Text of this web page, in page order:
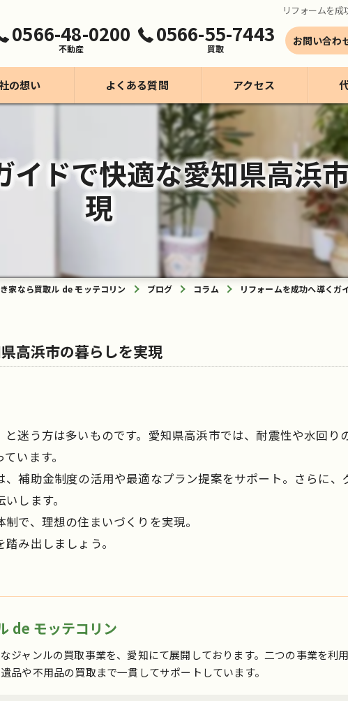
リフォームを
0566-48-0200
不動産
0566-55-7443
買取
お問い合わ
の想い
業
よくある質問 アクセス
ドで快適な愛知県高浜
現
家なら買取ル de モッテコリン ブログ コラム リフォームを成功へ導くガ
高浜市の暮らしを実現
迷う方は多いものです。愛知県高浜市では、耐震性や水回り
います。
補助金制度の活用や最適なプラン提案をサポート。さらに、
します。
で、理想の住まいづくりを実現。
み出しましょう。
de モッテコリン
ジャンルの買取事業を、愛知にて展開しております。二つの事業を利
品や不用品の買取まで一貫してサポートしています。